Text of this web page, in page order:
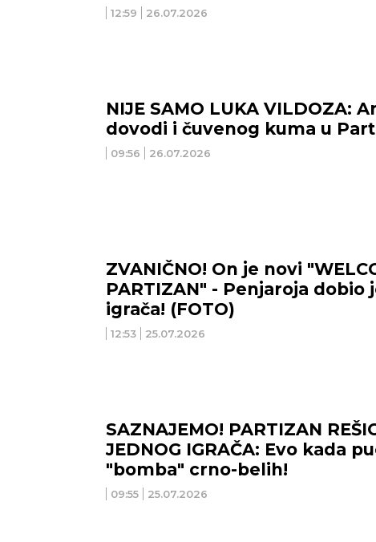
12:59 26.07.2026
09:56 26.07.2026
NIJE SAMO LUKA VILDOZA:
dovodi i čuvenog kuma u
12:53 25.07.2026
ZVANIČNO! On je novi
PARTIZAN" - Penjaroja dobio
igrača! (FOTO)
09:55 25.07.2026
SAZNAJEMO! PARTIZAN
JEDNOG IGRAČA: Evo kada
"bomba" crno-belih!